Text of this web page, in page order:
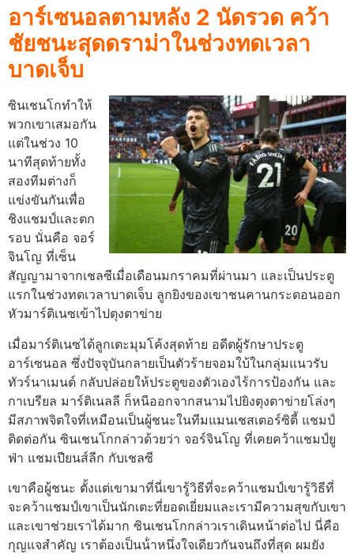
อาร์เซนอลตามหลัง 2 นัดรวด คว้า
ชัยชนะสุดดราม่าในช่วงทดเวลา
บาดเจ็บ
ซินเชนโกทำให้
พวกเขาเสมอกัน
แต่ในช่วง 10
นาทีสุดท้ายทั้ง
สองทีมต่างก็
แข่งขันกันเพื่อ
ชิงแชมป์และตก
รอบ นั่นคือ จอร์
จินโญ ที่เซ็น
สัญญามาจากเชลซีเมื่อเดือนมกราคมที่ผ่านมา และเป็นประตู
แรกในช่วงทดเวลาบาดเจ็บ ลูกยิงของเขาชนคานกระดอนออก
หัวมาร์ติเนซเข้าไปตุงตาข่าย
เมื่อมาร์ติเนซได้ลูกเตะมุมโค้งสุดท้าย อดีตผู้รักษาประตู
อาร์เซนอล ซึ่งปัจจุบันกลายเป็นตัวร้ายจอมใบ้ในกลุ่มแนวรับ
ทัวร์นาเมนต์ กลับปล่อยให้ประตูของตัวเองไร้การป้องกัน และ
กาเบรียล มาร์ติเนลลี ก็หนีออกจากสนามไปยิงตุงตาข่ายโล่งๆ
มีสภาพจิตใจที่เหมือนเป็นผู้ชนะในทีมแมนเชสเตอร์ซิตี้ แชมป์
ติดต่อกัน ซินเชนโกกล่าวด้วยว่า จอร์จินโญ ที่เคยคว้าแชมป์ยู
ฟ่า แชมเปียนส์ลีก กับเชลซี
เขาคือผู้ชนะ ตั้งแต่เขามาที่นี่เขารู้วิธีที่จะคว้าแชมป์เขารู้วิธีที่
จะคว้าแชมป์เขาเป็นนักเตะที่ยอดเยี่ยมและเรามีความสุขกับเขา
และเขาช่วยเราได้มาก ซินเชนโกกล่าวเราเดินหน้าต่อไป นี่คือ
กุญแจสําคัญ เราต้องเป็นน้ําหนึ่งใจเดียวกันจนถึงที่สุด ผมยัง